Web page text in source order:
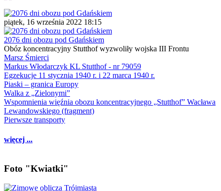
piątek, 16 września 2022 18:15
2076 dni obozu pod Gdańskiem
Obóz koncentracyjny Stutthof wyzwoliły wojska III Frontu
Marsz Śmierci
Markus Włodarczyk KL Stutthof - nr 79059
Egzekucje 11 stycznia 1940 r. i 22 marca 1940 r.
Piaski – granica Europy
Walka z „Zielonymi”
Wspomnienia więźnia obozu koncentracyjnego „Stutthof” Wacława
Lewandowskiego (fragment)
Pierwsze transporty
więcej ...
Foto "Kwiatki"